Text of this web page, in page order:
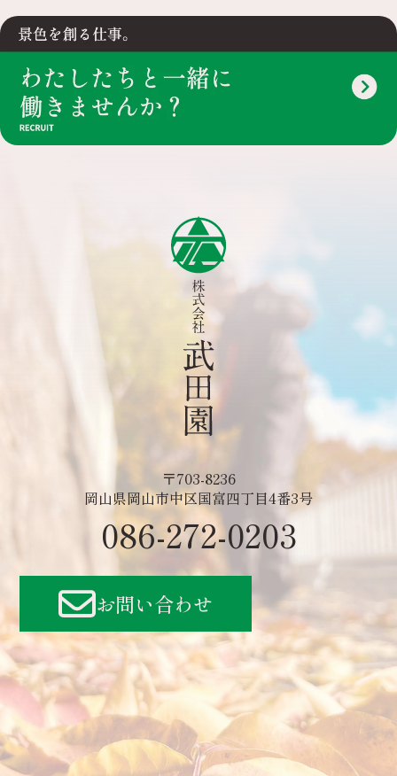
〒703-8236
岡山県岡山市中区国富四丁目4番3号
086-272-0203
お問い合わせ